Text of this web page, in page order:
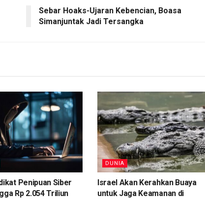
Sebar Hoaks-Ujaran Kebencian, Boasa
Simanjuntak Jadi Tersangka
Penipuan Siber
Rp 2.054 Triliun
DUNIA
Israel Akan Kerahkan Buaya
untuk Jaga Keamanan di